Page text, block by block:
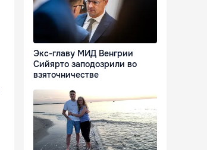
Экс-главу МИД Венгрии
Сийярто заподозрили во
взяточничестве